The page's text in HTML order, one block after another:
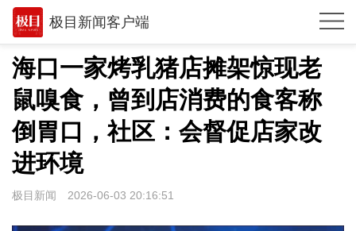
极目新闻客户端
推荐
观点
时政
湖北
武汉
世相
海口一家烤乳猪店摊架惊现老
鼠嗅食，曾到店消费的食客称
倒胃口，社区：会督促店家改
进环境
极目新闻 2026-06-03 20:16:51